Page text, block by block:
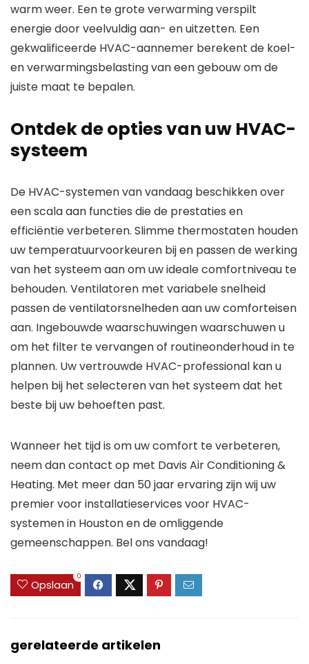
warm weer. Een te grote verwarming verspilt
energie door veelvuldig aan- en uitzetten. Een
gekwalificeerde HVAC-aannemer berekent de koel-
en verwarmingsbelasting van een gebouw om de
juiste maat te bepalen.
Ontdek de opties van uw HVAC-
systeem
De HVAC-systemen van vandaag beschikken over
een scala aan functies die de prestaties en
efficiëntie verbeteren. Slimme thermostaten houden
uw temperatuurvoorkeuren bij en passen de werking
van het systeem aan om uw ideale comfortniveau te
behouden. Ventilatoren met variabele snelheid
passen de ventilatorsnelheden aan uw comforteisen
aan. Ingebouwde waarschuwingen waarschuwen u
om het filter te vervangen of routineonderhoud in te
plannen. Uw vertrouwde HVAC-professional kan u
helpen bij het selecteren van het systeem dat het
beste bij uw behoeften past.
Wanneer het tijd is om uw comfort te verbeteren,
neem dan contact op met Davis Air Conditioning &
Heating. Met meer dan 50 jaar ervaring zijn wij uw
premier voor installatieservices voor HVAC-
systemen in Houston en de omliggende
gemeenschappen. Bel ons vandaag!
Opslaan
0
gerelateerde artikelen